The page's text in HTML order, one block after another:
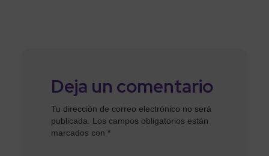
Deja un comentario
Tu dirección de correo electrónico no será
publicada.
Los campos obligatorios están
marcados con *